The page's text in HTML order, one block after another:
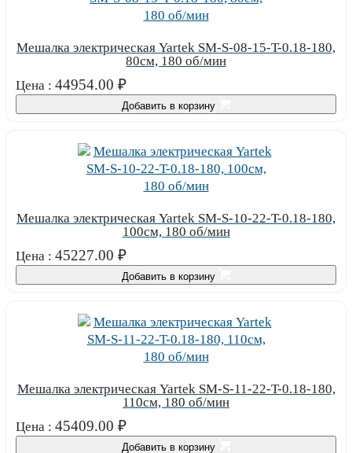
Мешалка электрическая Yartek SM-S-08-15-T-0.18-180,
80см, 180 об/мин
Цена : 44954.00 ₽
Добавить в корзину
Мешалка электрическая Yartek SM-S-10-22-T-0.18-180,
100см, 180 об/мин
Цена : 45227.00 ₽
Добавить в корзину
Мешалка электрическая Yartek SM-S-11-22-T-0.18-180,
110см, 180 об/мин
Цена : 45409.00 ₽
Добавить в корзину